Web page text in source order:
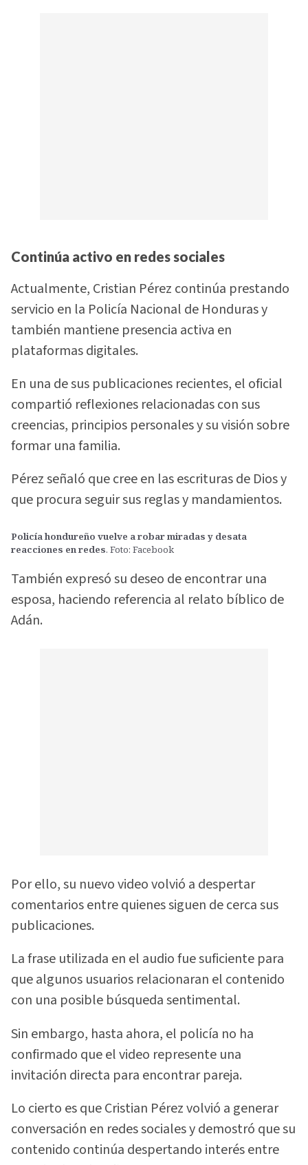
Continúa activo en redes sociales
Actualmente, Cristian Pérez continúa prestando
servicio en la Policía Nacional de Honduras y
también mantiene presencia activa en
plataformas digitales.
En una de sus publicaciones recientes, el oficial
compartió reflexiones relacionadas con sus
creencias, principios personales y su visión sobre
formar una familia.
Pérez señaló que cree en las escrituras de Dios y
que procura seguir sus reglas y mandamientos.
Policía hondureño vuelve a robar miradas y desata
reacciones en redes. Foto: Facebook
También expresó su deseo de encontrar una
esposa, haciendo referencia al relato bíblico de
Adán.
Por ello, su nuevo video volvió a despertar
comentarios entre quienes siguen de cerca sus
publicaciones.
La frase utilizada en el audio fue suficiente para
que algunos usuarios relacionaran el contenido
con una posible búsqueda sentimental.
Sin embargo, hasta ahora, el policía no ha
confirmado que el video represente una
invitación directa para encontrar pareja.
Lo cierto es que Cristian Pérez volvió a generar
conversación en redes sociales y demostró que su
contenido continúa despertando interés entre